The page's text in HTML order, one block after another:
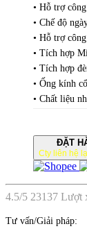
• Hỗ trợ
• Chế độ
• Hỗ trợ
• Tích hợp
• Tích hợp
• Ống kính
• Chất liệu
ĐẶT
Cty liên hệ
4.5/5 23137 Lượt
Tư vấn/Giải pháp: